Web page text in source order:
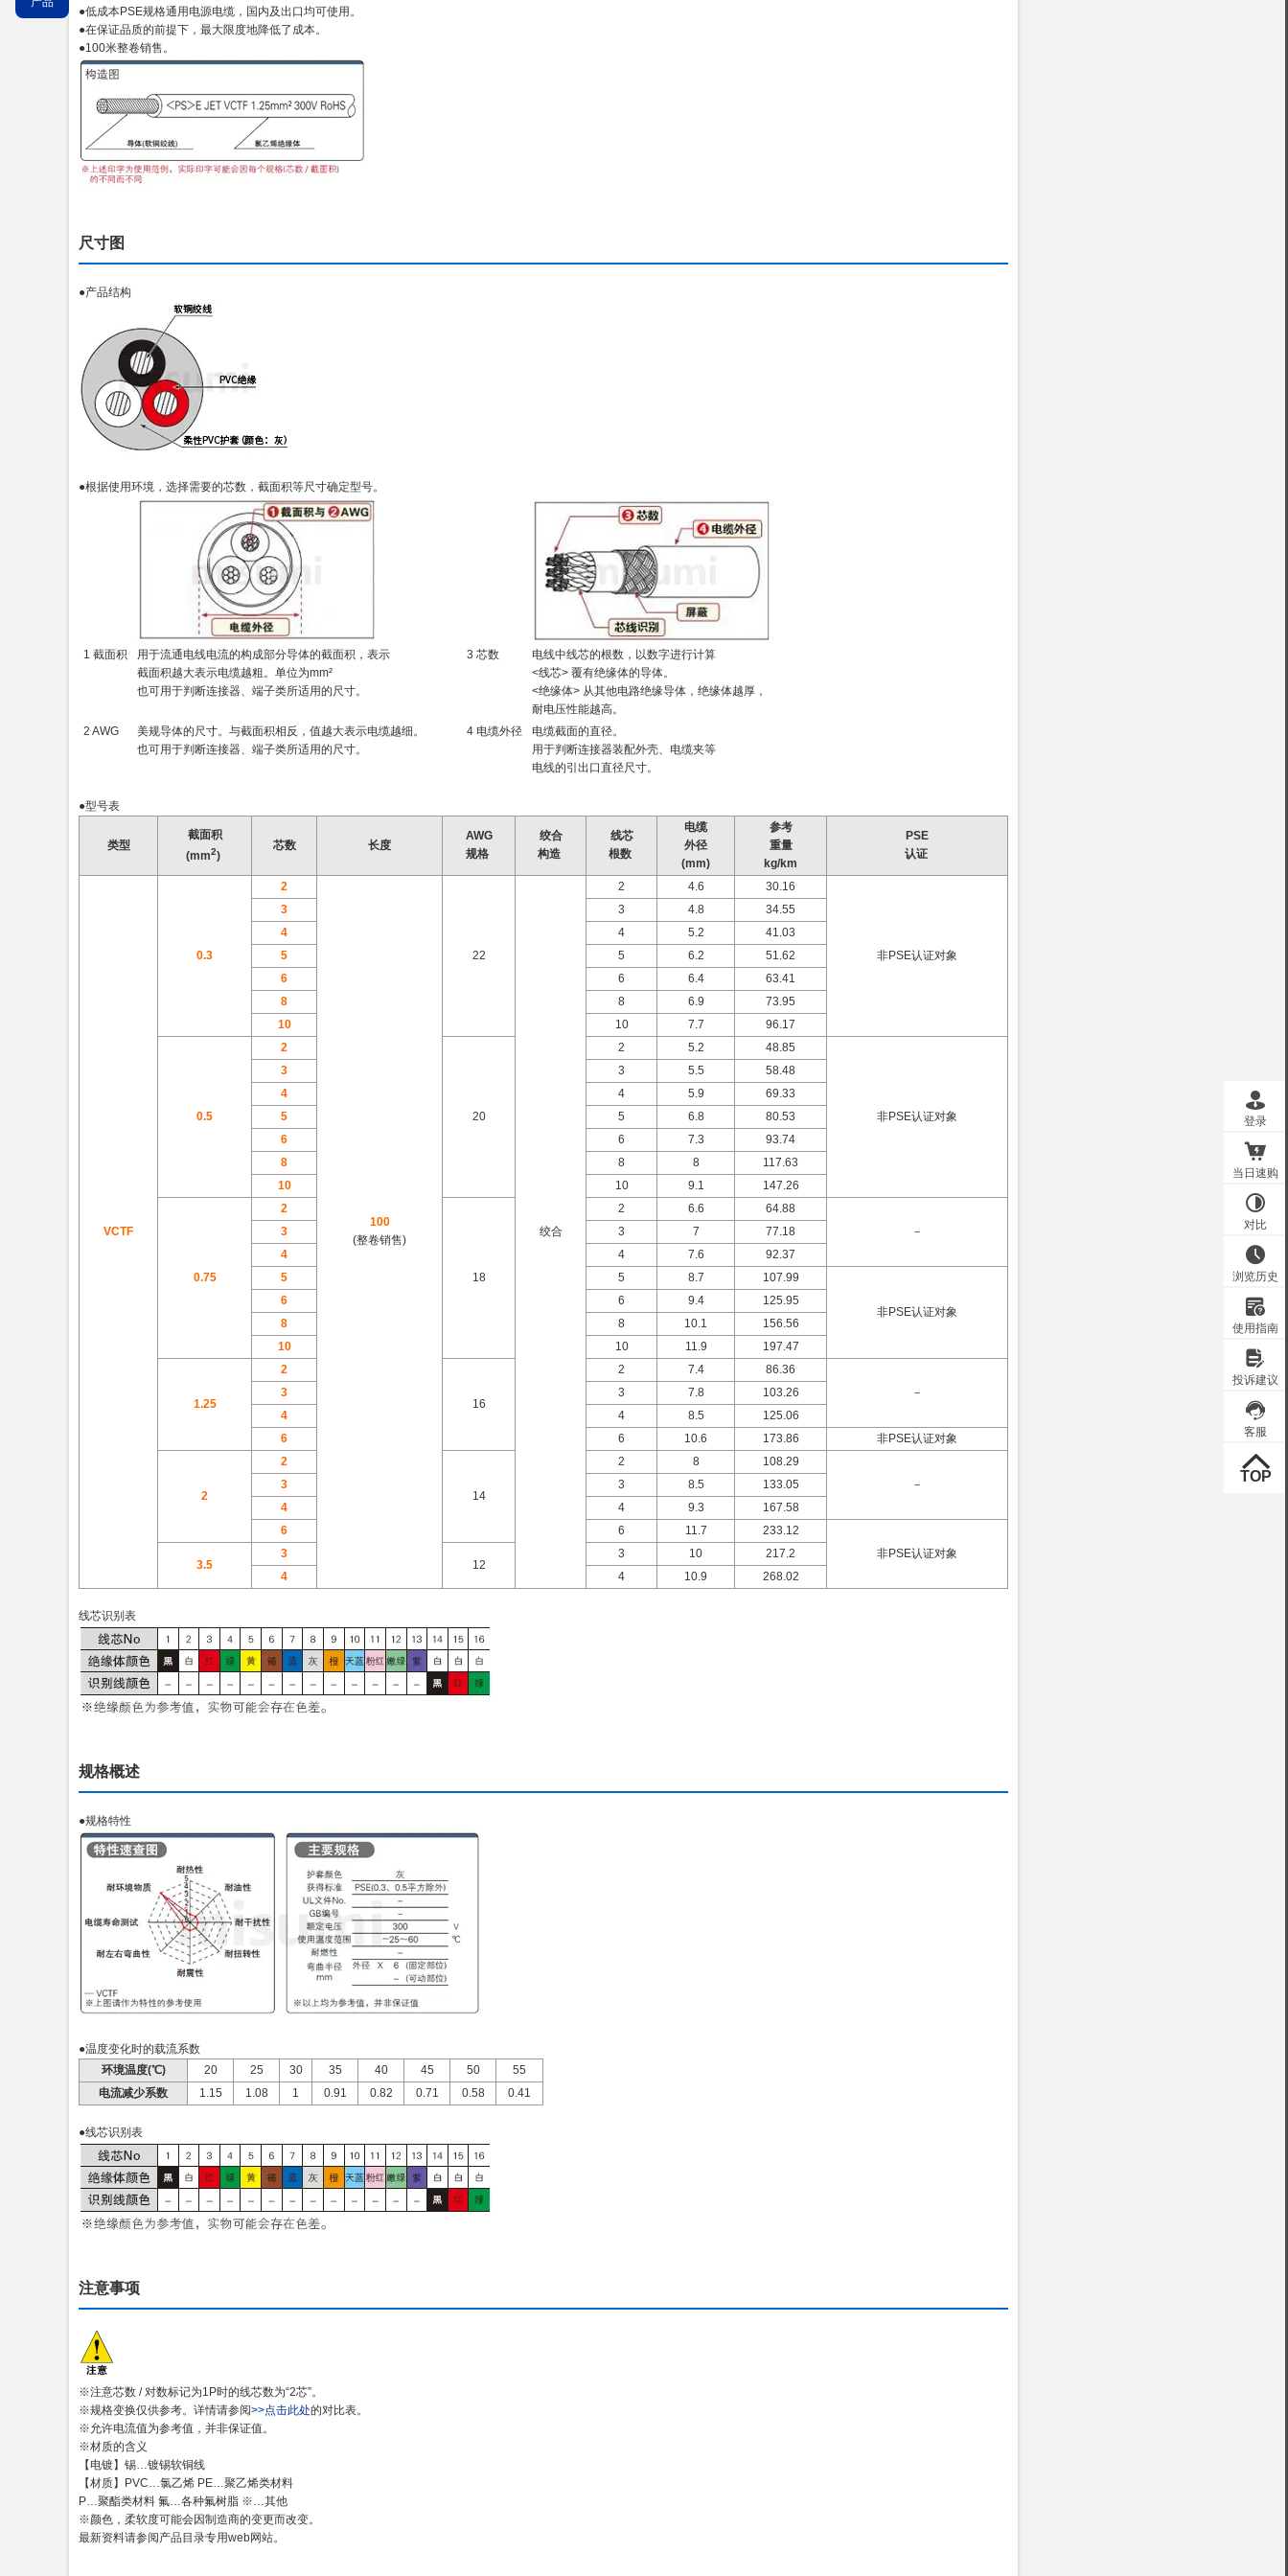
●低成本PSE规格通用电源电缆，国内及出口均可使用。
●在保证品质的前提下，最大限度地降低了成本。
●100米整卷销售。
尺寸图
●产品结构
●根据使用环境，选择需要的芯数，截面积等尺寸确定型号。
1 截面积
用于流通电线电流的构成部分导体的截面积，表示
截面积越大表示电缆越粗。单位为mm²
也可用于判断连接器、端子类所适用的尺寸。
3 芯数
电线中线芯的根数，以数字进行计算
<线芯> 覆有绝缘体的导体。
<绝缘体> 从其他电路绝缘导体，绝缘体越厚，
耐电压性能越高。
2 AWG
美规导体的尺寸。与截面积相反，值越大表示电缆越细。
也可用于判断连接器、端子类所适用的尺寸。
4 电缆外径
电缆截面的直径。
用于判断连接器装配外壳、电缆夹等
电线的引出口直径尺寸。
●型号表
类型
截面积
(mm2)
芯数 长度
AWG
规格
绞合
构造
线芯
根数
电缆
外径
(mm)
参考
重量
kg/km
PSE
认证
VCTF
0.3
2
100
(整卷销售)
22
绞合
2 4.6 30.16
非PSE认证对象
3 3 4.8
34.55
4
4 5.2
41.03
5
5 6.2
51.62
6
6 6.4
63.41
8
8 6.9
73.95
10
10 7.7 96.17
0.5
2
20
2 5.2 48.85
非PSE认证对象
3 3 5.5
58.48
4
4 5.9
69.33
5
5 6.8
80.53
6
6 7.3
93.74
8
8 8
117.63
10
10 9.1 147.26
0.75
2
18
2 6.6
64.88
－
3 3 7
77.18
4
4 7.6
92.37
5
5 8.7 107.99
非PSE认证对象
6 6 9.4
125.95
8
8 10.1
156.56
10
10 11.9 197.47
1.25
2
16
2 7.4
86.36
－
3 3 7.8
103.26
4
4 8.5
125.06
6
6 10.6 173.86 非PSE认证对象
2
2
14
2 8
108.29
－
3 3 8.5
133.05
4
4 9.3
167.58
6
6 11.7
233.12
非PSE认证对象
3.5
3
12
3 10
217.2
4
4 10.9 268.02
线芯识别表
规格概述
●规格特性
●温度变化时的载流系数
环境温度(℃)
20 25 30 35 40 45 50
55
电流减少系数
1.15 1.08 1 0.91 0.82 0.71 0.58 0.41
●线芯识别表
注意事项
※注意芯数 / 对数标记为1P时的线芯数为“2芯”。
※规格变换仅供参考。详情请参阅>>点击此处的对比表。
※允许电流值为参考值，并非保证值。
※材质的含义
【电镀】锡…镀锡软铜线
【材质】PVC…氯乙烯 PE…聚乙烯类材料
P…聚酯类材料 氟…各种氟树脂 ※…其他
※颜色，柔软度可能会因制造商的变更而改变。
最新资料请参阅产品目录专用web网站。